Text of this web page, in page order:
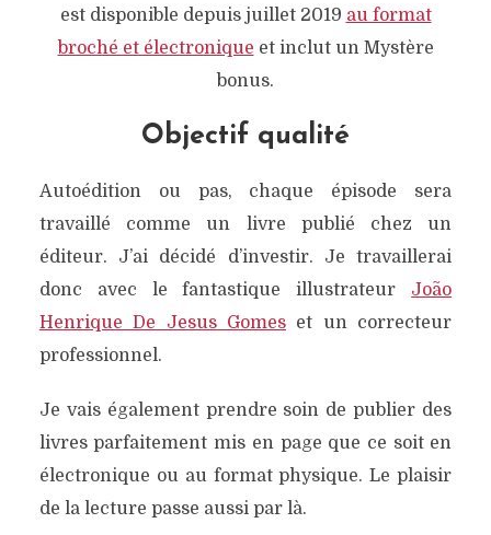
est disponible depuis juillet 2019 au format
broché et électronique et inclut un Mystère
bonus.
Objectif qualité
Autoédition ou pas, chaque épisode sera
travaillé comme un livre publié chez un
éditeur. J’ai décidé d’investir. Je travaillerai
donc avec le fantastique illustrateur João
Henrique De Jesus Gomes et un correcteur
professionnel.
Je vais également prendre soin de publier des
livres parfaitement mis en page que ce soit en
électronique ou au format physique. Le plaisir
de la lecture passe aussi par là.